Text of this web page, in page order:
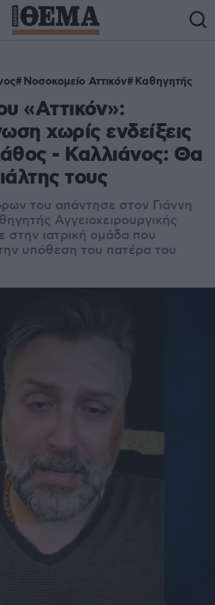
Νοσοκομείο Αττικόν Καθηγητής
«Αττικόν»:
χωρίς ενδείξεις
- Καλλιάνος: Θα
τους
του απάντησε στον Γιάννη
Αγγειοχειρουργικής
στην ιατρική ομάδα που
την υπόθεση του πατέρα του